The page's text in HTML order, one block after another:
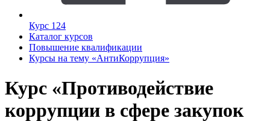
Курс 124
Каталог курсов
Повышение квалификации
Курсы на тему «АнтиКоррупция»
Курс «Противодействие
коррупции в сфере закупок